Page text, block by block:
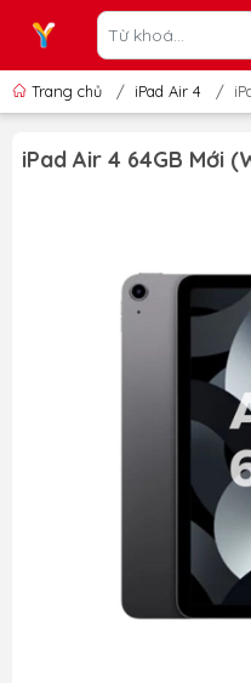
Trang chủ / iPad Air 4 /
iPad Air 4 64GB Mới